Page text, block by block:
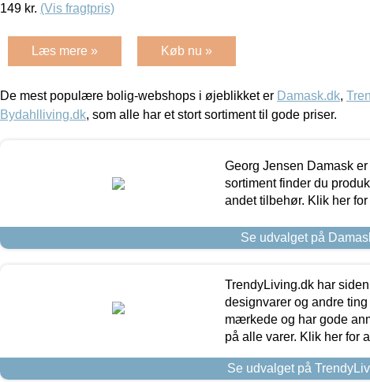
149 kr. (Vis fragtpris)
Læs mere » Køb nu »
De mest populære bolig-webshops i øjeblikket er Damask.dk,
Bydahlliving.dk, som alle har et stort sortiment til gode priser.
Georg Jensen Damask
sortiment finder du
andet tilbehør. Klik her
Se udvalget på
TrendyLiving.dk har
designvarer og andre
mærkede og har gode
på alle varer. Klik her for
Se udvalget på